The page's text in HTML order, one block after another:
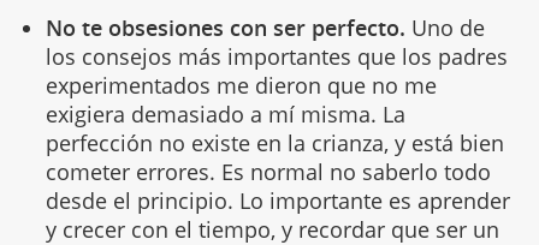
No te obsesiones con ser perfecto. Uno de
los consejos más importantes que los padres
experimentados me dieron que no me
exigiera demasiado a mí misma. La
perfección no existe en la crianza, y está bien
cometer errores. Es normal no saberlo todo
desde el principio. Lo importante es aprender
y crecer con el tiempo, y recordar que ser un